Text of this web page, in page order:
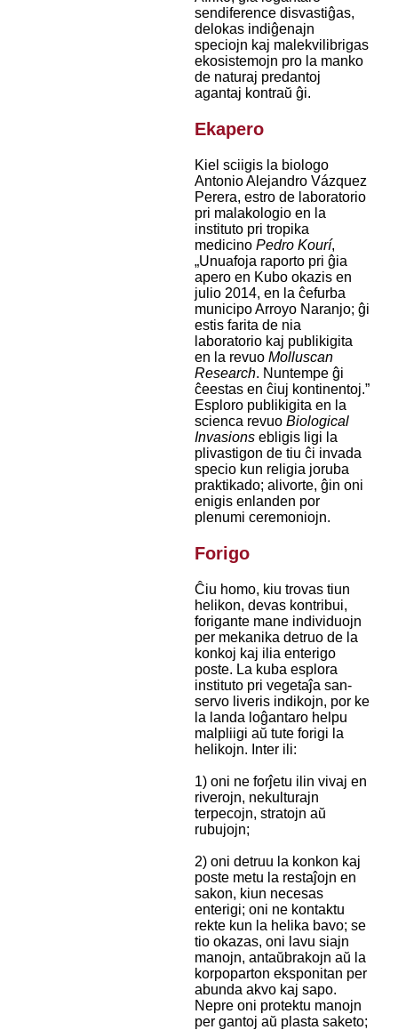
sendiference disvastiĝas,
delokas indiĝenajn
speciojn kaj malekvilibrigas
ekosistemojn pro la manko
de naturaj predantoj
agantaj kontraŭ ĝi.
Ekapero
Kiel sciigis la biologo
Antonio Alejandro Vázquez
Perera, estro de laboratorio
pri malakologio en la
instituto pri tropika
medicino Pedro Kourí,
„Unuafoja raporto pri ĝia
apero en Kubo okazis en
julio 2014, en la ĉefurba
municipo Arroyo Naranjo; ĝi
estis farita de nia
laboratorio kaj publikigita
en la revuo Molluscan
Research. Nuntempe ĝi
ĉeestas en ĉiuj kontinentoj.”
Esploro publikigita en la
scienca revuo Biological
Invasionsebligis ligi la
plivastigon de tiu ĉi invada
specio kun religia joruba
praktikado; alivorte, ĝin oni
enigis enlanden por
plenumi ceremoniojn.
Forigo
Ĉiu homo, kiu trovas tiun
helikon, devas kontribui,
forigante mane individuojn
per mekanika detruo de la
konkoj kaj ilia enterigo
poste. La kuba esplora
instituto pri vegetaĵa san-
servo liveris indikojn, por ke
la landa loĝantaro helpu
malpliigi aŭ tute forigi la
helikojn. Inter ili:
1) oni ne forĵetu ilin vivaj en
riverojn, nekulturajn
terpecojn, stratojn aŭ
rubujojn;
2) oni detruu la konkon kaj
poste metu la restaĵojn en
sakon, kiun necesas
enterigi; oni ne kontaktu
rekte kun la helika bavo; se
tio okazas, oni lavu siajn
manojn, antaŭbrakojn aŭ la
korpoparton eksponitan per
abunda akvo kaj sapo.
Nepre oni protektu manojn
per gantoj aŭ plasta saketo;